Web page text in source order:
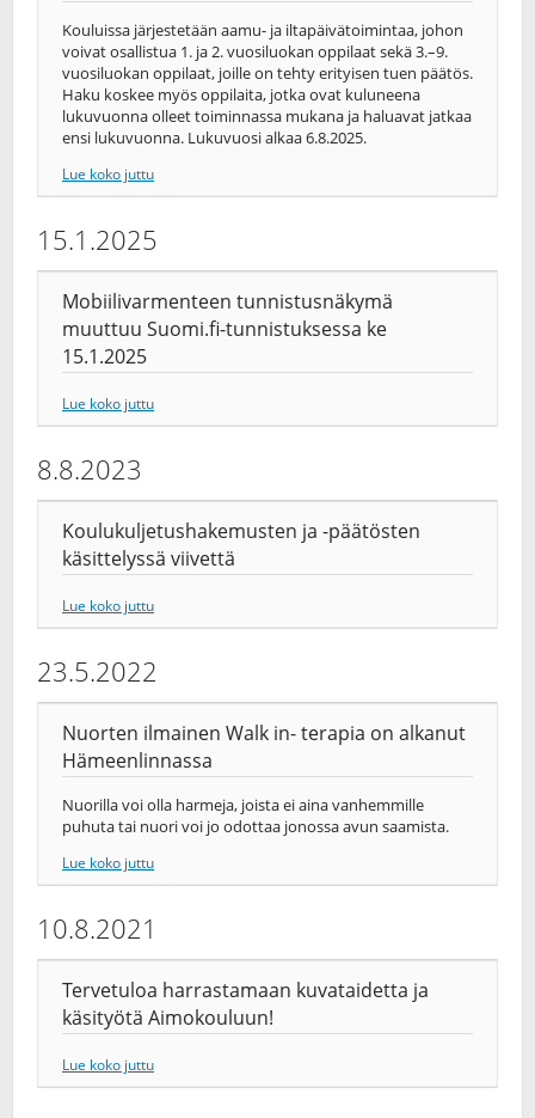
Kouluissa järjestetään aamu- ja iltapäivätoimintaa, johon
voivat osallistua 1. ja 2. vuosiluokan oppilaat sekä 3.–9.
vuosiluokan oppilaat, joille on tehty erityisen tuen päätös.
Haku koskee myös oppilaita, jotka ovat kuluneena
lukuvuonna olleet toiminnassa mukana ja haluavat jatkaa
ensi lukuvuonna. Lukuvuosi alkaa 6.8.2025.
Lue koko juttu
15.1.2025
Mobiilivarmenteen tunnistusnäkymä
muuttuu Suomi.fi-tunnistuksessa ke
15.1.2025
Lue koko juttu
8.8.2023
Koulukuljetushakemusten ja -päätösten
käsittelyssä viivettä
Lue koko juttu
23.5.2022
Nuorten ilmainen Walk in- terapia on alkanut
Hämeenlinnassa
Nuorilla voi olla harmeja, joista ei aina vanhemmille
puhuta tai nuori voi jo odottaa jonossa avun saamista.
Lue koko juttu
10.8.2021
Tervetuloa harrastamaan kuvataidetta ja
käsityötä Aimokouluun!
Lue koko juttu